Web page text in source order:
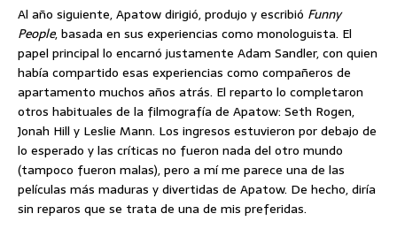
Al año siguiente, Apatow dirigió, produjo y escribió Funny
People, basada en sus experiencias como monologuista. El
papel principal lo encarnó justamente Adam Sandler, con quien
había compartido esas experiencias como compañeros de
apartamento muchos años atrás. El reparto lo completaron
otros habituales de la filmografía de Apatow: Seth Rogen,
Jonah Hill y Leslie Mann. Los ingresos estuvieron por debajo de
lo esperado y las críticas no fueron nada del otro mundo
(tampoco fueron malas), pero a mí me parece una de las
películas más maduras y divertidas de Apatow. De hecho, diría
sin reparos que se trata de una de mis preferidas.